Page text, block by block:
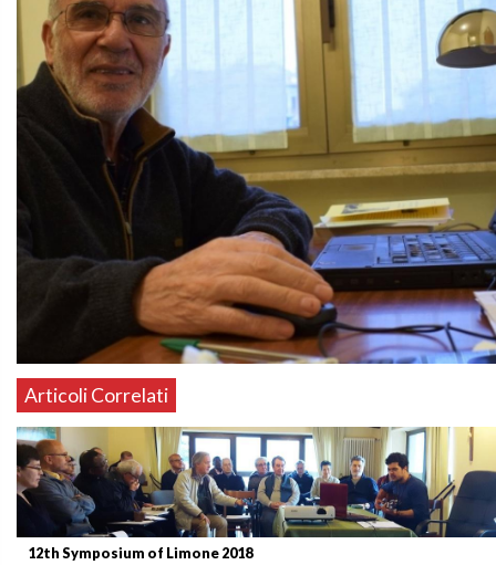
Articoli Correlati
12th Symposium of Limone 2018